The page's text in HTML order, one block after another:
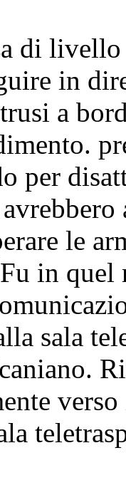
di
in
a
per
le
in quel
sala